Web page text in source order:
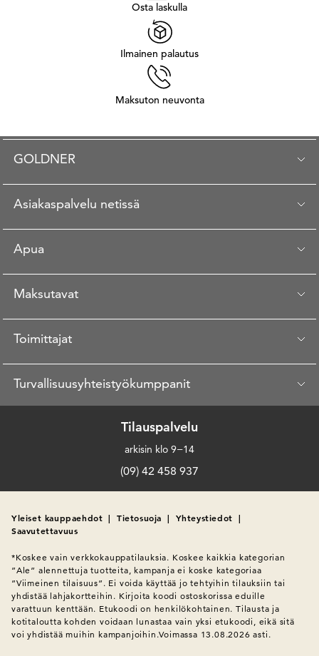
Osta laskulla
Ilmainen palautus
Maksuton neuvonta
GOLDNER
Asiakaspalvelu netissä
Apua
Maksutavat
Toimittajat
Turvallisuusyhteistyökumppanit
Tilauspalvelu
arkisin klo 9−14
(09) 42 458 937
Yleiset kauppaehdot | Tietosuoja | Yhteystiedot |
Saavutettavuus
*Koskee vain verkkokauppatilauksia. Koskee kaikkia kategorian
”Ale” alennettuja tuotteita, kampanja ei koske kategoriaa
”Viimeinen tilaisuus”. Ei voida käyttää jo tehtyihin tilauksiin tai
yhdistää lahjakortteihin. Kirjoita koodi ostoskorissa eduille
varattuun kenttään. Etukoodi on henkilökohtainen. Tilausta ja
kotitaloutta kohden voidaan lunastaa vain yksi etukoodi, eikä sitä
voi yhdistää muihin kampanjoihin.Voimassa 13.08.2026 asti.